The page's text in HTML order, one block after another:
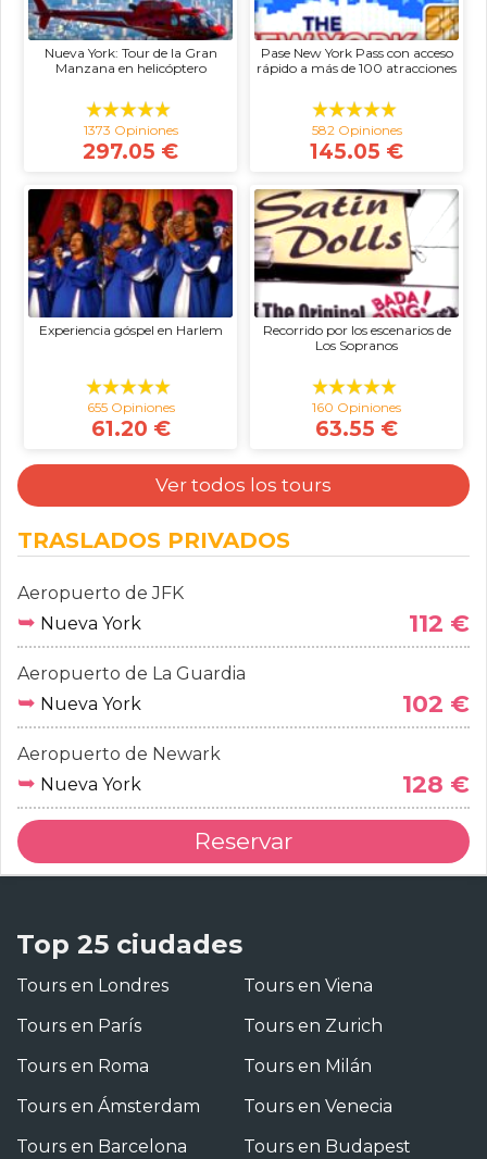
Nueva York: Tour de la Gran
Manzana en helicóptero
1373 Opiniones
297.05 €
Pase New York Pass con acceso
rápido a más de 100 atracciones
582 Opiniones
145.05 €
Experiencia góspel en Harlem
655 Opiniones
61.20 €
Recorrido por los escenarios de
Los Sopranos
160 Opiniones
63.55 €
Ver todos los tours
TRASLADOS PRIVADOS
Aeropuerto de JFK
➥ Nueva York 112 €
Aeropuerto de La Guardia
➥ Nueva York 102 €
Aeropuerto de Newark
➥ Nueva York 128 €
Reservar
Top 25 ciudades
Tours en Londres
Tours en París
Tours en Roma
Tours en Ámsterdam
Tours en Barcelona
Tours en Viena
Tours en Zurich
Tours en Milán
Tours en Venecia
Tours en Budapest